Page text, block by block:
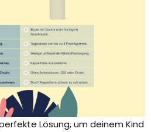
Lösung, um deinem Kind